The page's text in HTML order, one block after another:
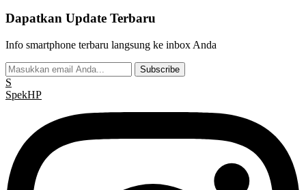
Dapatkan Update Terbaru
Info smartphone terbaru langsung ke inbox Anda
Subscribe
S
SpekHP